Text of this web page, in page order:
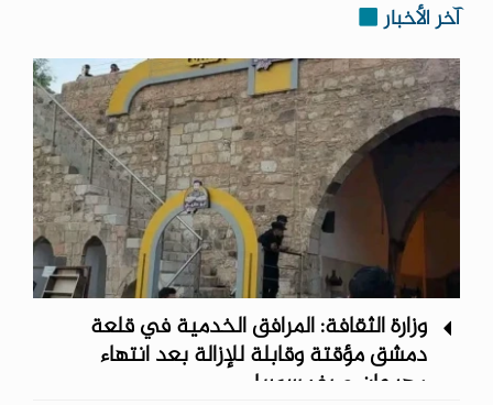
آخر الأخبار
وزارة الثقافة: المرافق الخدمية في قلعة
دمشق مؤقتة وقابلة للإزالة بعد انتهاء
مهرجان صيف سوريا